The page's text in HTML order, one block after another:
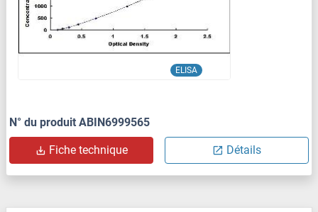
ELISA
N° du produit ABIN6999565
Fiche technique Détails